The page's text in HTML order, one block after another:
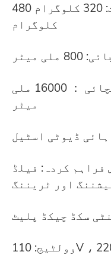
شرح شدہ لوڈنگ کی اہلیت: 320 کلوگرام 480
کلوگرام
میٹر
زیادہ سے زیادہ لفٹنگ اونچائی ： 16000 ملی
میٹر
ڈیوٹی اسٹیل
فراہم کردہ: فیلڈ
اور ٹریننگ
سکڈ چیکڈ پلیٹ
وولٹیج: 110V ، 220V ، 380V ، اپنی مرضی کے